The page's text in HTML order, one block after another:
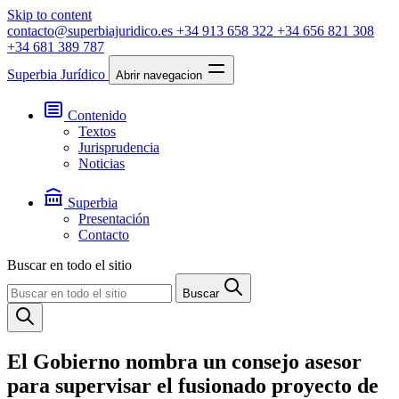
Skip to content
contacto@superbiajuridico.es +34 913 658 322 +34 656 821 308
+34 681 389 787
Superbia Jurídico
Abrir navegacion
Contenido
Textos
Jurisprudencia
Noticias
Superbia
Presentación
Contacto
Buscar en todo el sitio
Buscar
El Gobierno nombra un consejo asesor
para supervisar el fusionado proyecto de